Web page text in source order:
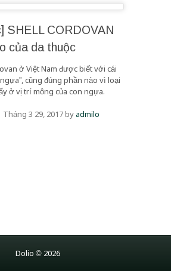
SHELL CORDOVAN
của da thuộc
ở Việt Nam được biết với cái
cũng đúng phần nào vì loại
ở vị trí mông của con ngựa.
Tháng 3 29, 2017byadmilo
Dolio © 2026